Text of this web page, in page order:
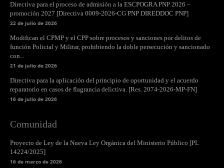
Directiva para el proceso de admisión a la ESCPOGRA PNP 2026 –
promoción 2027 [Directiva 0009-2026-CG PNP DIREDDOC PNP]
22 de julio de 2026
Modifican el CPMP y el CPP sobre procesos y sanciones por delitos de
función Policial y Militar, prohibiendo la doble persecución y sancionado
con...
21 de julio de 2026
Directiva para la aplicación del principio de oportunidad y el acuerdo
reparatorio en casos de flagrancia delictiva. [Res. 2074-2026-MP-FN]
16 de julio de 2026
Comunidad
Proyecto de Ley de la Nueva Ley Orgánica del Ministerio Público [PL
14224/2025]
16 de marzo de 2026